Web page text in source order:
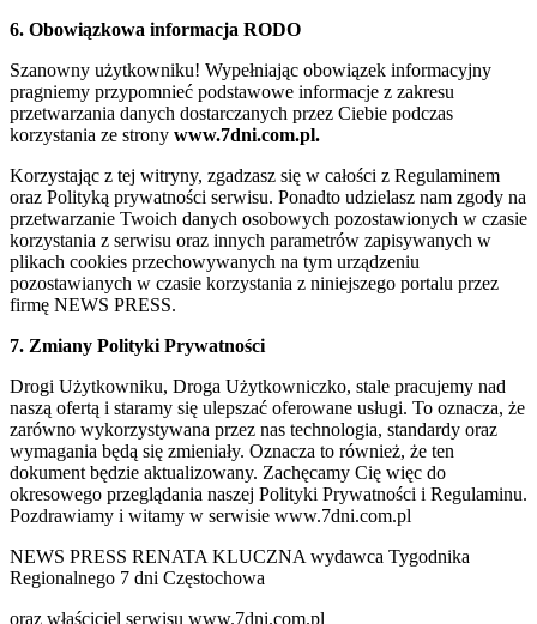
6. Obowiązkowa informacja RODO
Szanowny użytkowniku! Wypełniając obowiązek informacyjny
pragniemy przypomnieć podstawowe informacje z zakresu
przetwarzania danych dostarczanych przez Ciebie podczas
korzystania ze strony www.7dni.com.pl.
Korzystając z tej witryny, zgadzasz się w całości z Regulaminem
oraz Polityką prywatności serwisu. Ponadto udzielasz nam zgody na
przetwarzanie Twoich danych osobowych pozostawionych w czasie
korzystania z serwisu oraz innych parametrów zapisywanych w
plikach cookies przechowywanych na tym urządzeniu
pozostawianych w czasie korzystania z niniejszego portalu przez
firmę NEWS PRESS.
7. Zmiany Polityki Prywatności
Drogi Użytkowniku, Droga Użytkowniczko, stale pracujemy nad
naszą ofertą i staramy się ulepszać oferowane usługi. To oznacza, że
zarówno wykorzystywana przez nas technologia, standardy oraz
wymagania będą się zmieniały. Oznacza to również, że ten
dokument będzie aktualizowany. Zachęcamy Cię więc do
okresowego przeglądania naszej Polityki Prywatności i Regulaminu.
Pozdrawiamy i witamy w serwisie www.7dni.com.pl
NEWS PRESS RENATA KLUCZNA wydawca Tygodnika
Regionalnego 7 dni Częstochowa
oraz właściciel serwisu www.7dni.com.pl